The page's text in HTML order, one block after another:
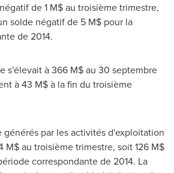
de 1 M$ au troisième trimestre,
solde négatif de 5 M$ pour la
de 2014.
s'élevait à 366 M$ au 30 septembre
à 43 M$ à la fin du troisième
générés par les activités d'exploitation
M$ au troisième trimestre, soit 126 M$
correspondante de 2014. La